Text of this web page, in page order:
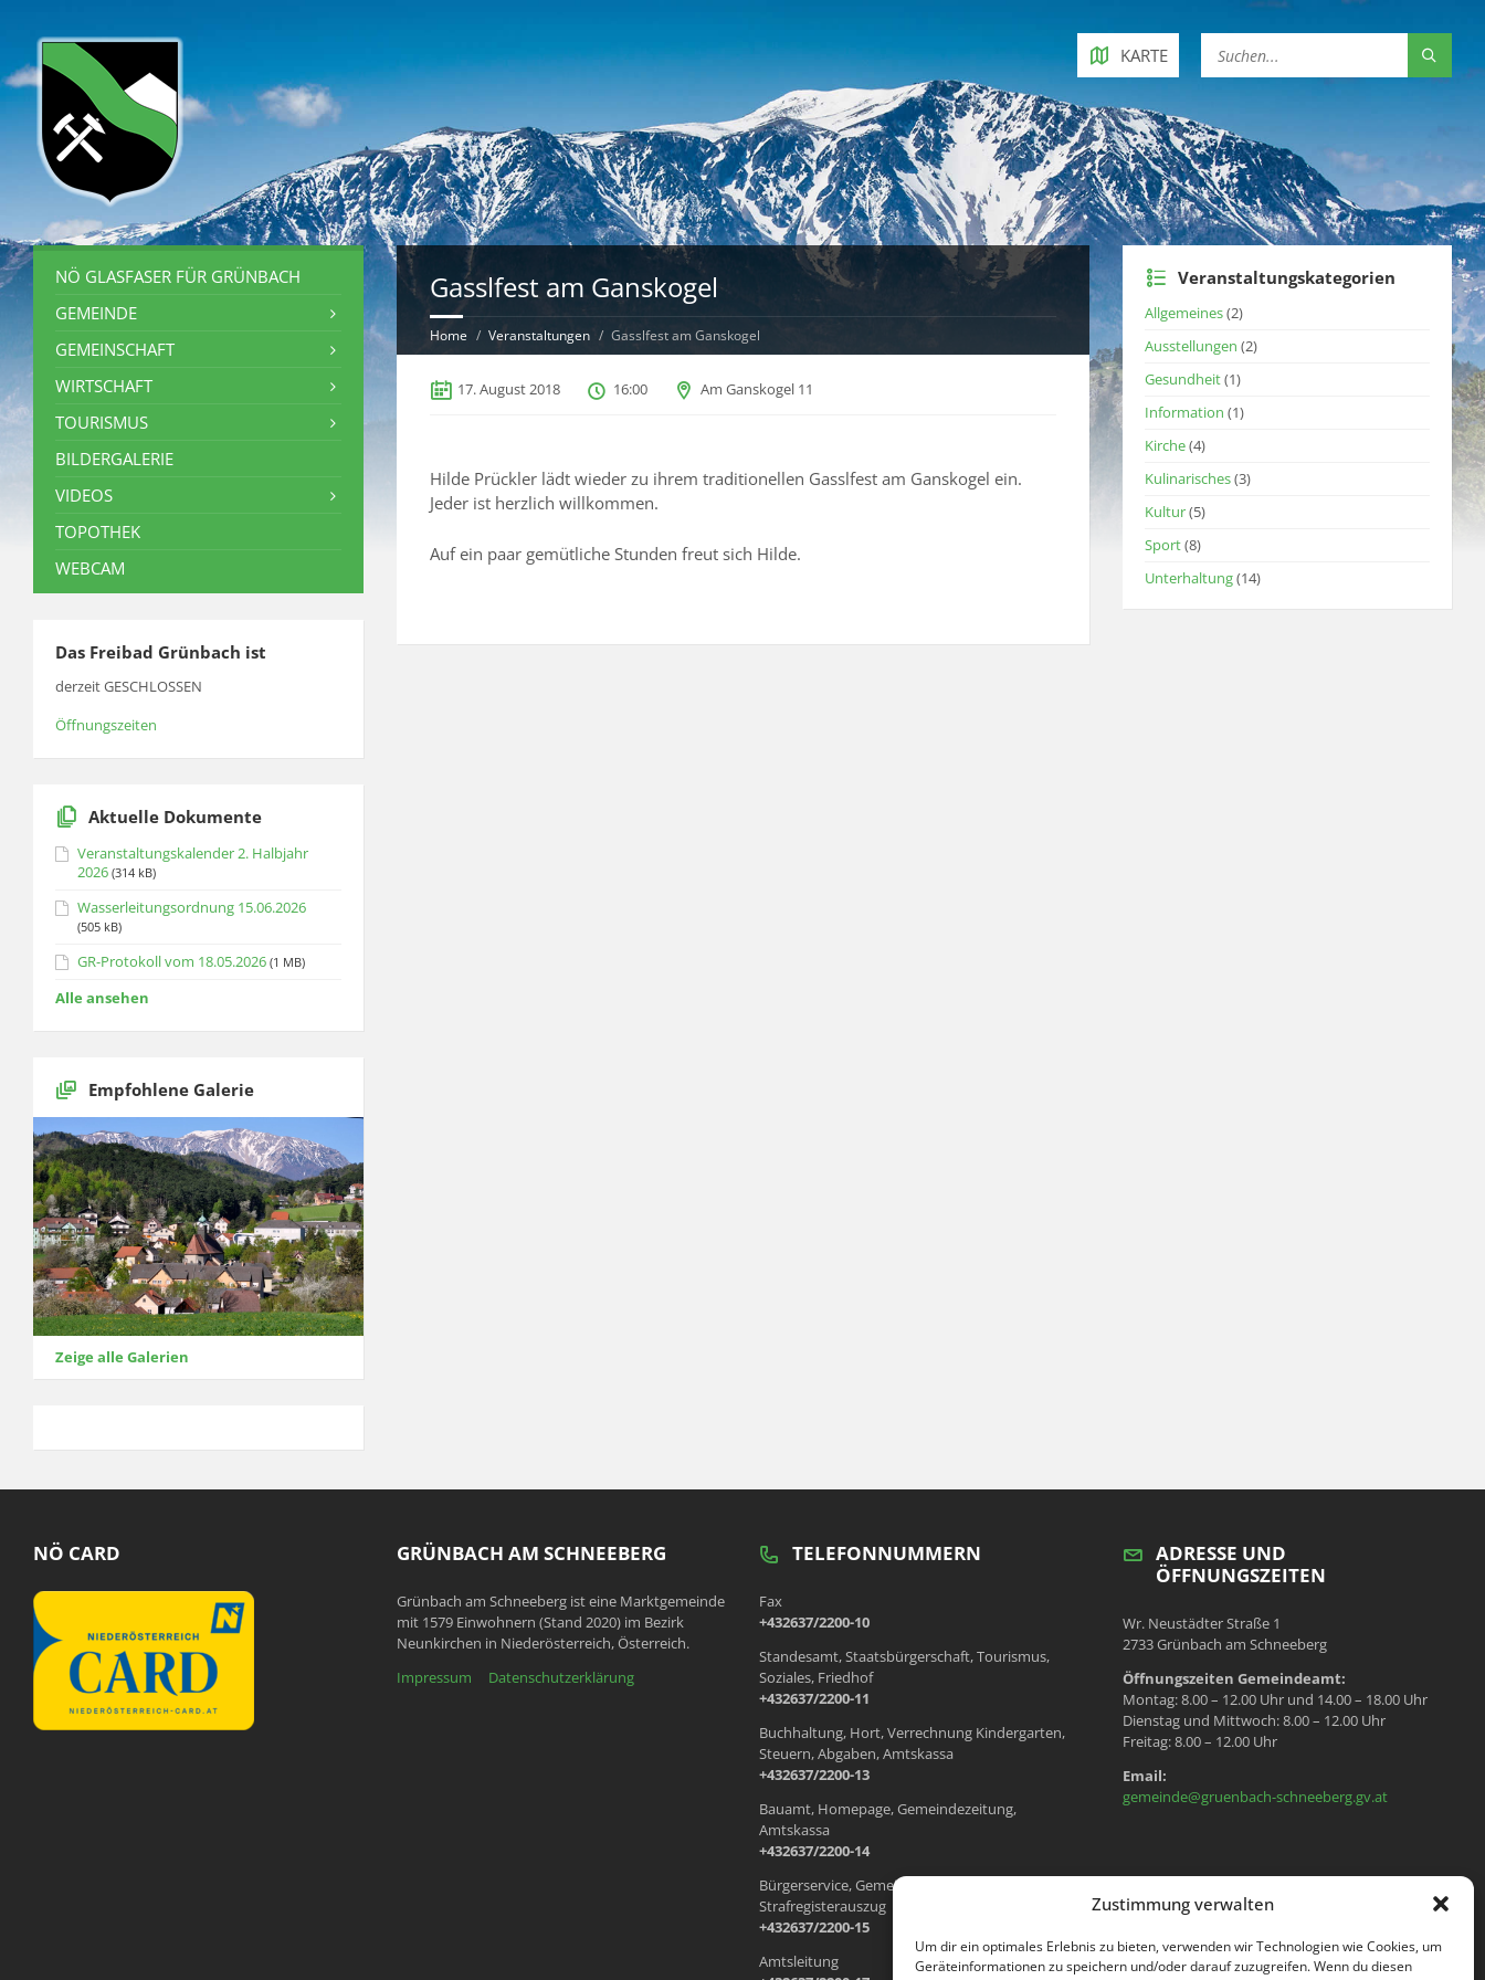
Zustimmung verwalten
Um dir ein optimales Erlebnis zu bieten, verwenden wir Technologien wie Cookies, um
Geräteinformationen zu speichern und/oder darauf zuzugreifen. Wenn du diesen
KARTE
Gasslfest am Ganskogel
Home Veranstaltungen Gasslfest am Ganskogel
17. August 2018 16:00 Am Ganskogel 11
Hilde Prückler lädt wieder zu ihrem traditionellen Gasslfest am Ganskogel ein.
Jeder ist herzlich willkommen.
Auf ein paar gemütliche Stunden freut sich Hilde.
NÖ GLASFASER FÜR GRÜNBACH
GEMEINDE
GEMEINSCHAFT
WIRTSCHAFT
TOURISMUS
BILDERGALERIE
VIDEOS
TOPOTHEK
WEBCAM
Das Freibad Grünbach ist
derzeit GESCHLOSSEN
Öffnungszeiten
Aktuelle Dokumente
Veranstaltungskalender 2. Halbjahr
2026 (314 kB)
Wasserleitungsordnung 15.06.2026
(505 kB)
GR-Protokoll vom 18.05.2026 (1 MB)
Alle ansehen
Empfohlene Galerie
Zeige alle Galerien
Veranstaltungskategorien
Allgemeines(2)
Ausstellungen (2)
Gesundheit(1)
Information (1)
Kirche(4)
Kulinarisches(3)
Kultur(5)
Sport(8)
Unterhaltung(14)
NÖ CARD GRÜNBACH AM SCHNEEBERG
Grünbach am Schneeberg ist eine Marktgemeinde
mit 1579 Einwohnern (Stand 2020) im Bezirk
Neunkirchen in Niederösterreich, Österreich.
Impressum
Datenschutzerklärung
TELEFONNUMMERN
Fax
+432637/2200-10
Standesamt, Staatsbürgerschaft, Tourismus,
Soziales, Friedhof
+432637/2200-11
Buchhaltung, Hort, Verrechnung Kindergarten,
Steuern, Abgaben, Amtskassa
+432637/2200-13
Bauamt, Homepage, Gemeindezeitung,
Amtskassa
+432637/2200-14
Bürgerservice, Gemeindewohnungen, Meldeamt,
Strafregisterauszug
+432637/2200-15
Amtsleitung
ADRESSE UND
ÖFFNUNGSZEITEN
Wr. Neustädter Straße 1
2733 Grünbach am Schneeberg
Öffnungszeiten Gemeindeamt:
Montag: 8.00 – 12.00 Uhr und 14.00 – 18.00 Uhr
Dienstag und Mittwoch: 8.00 – 12.00 Uhr
Freitag: 8.00 – 12.00 Uhr
Email:
gemeinde@gruenbach-schneeberg.gv.at